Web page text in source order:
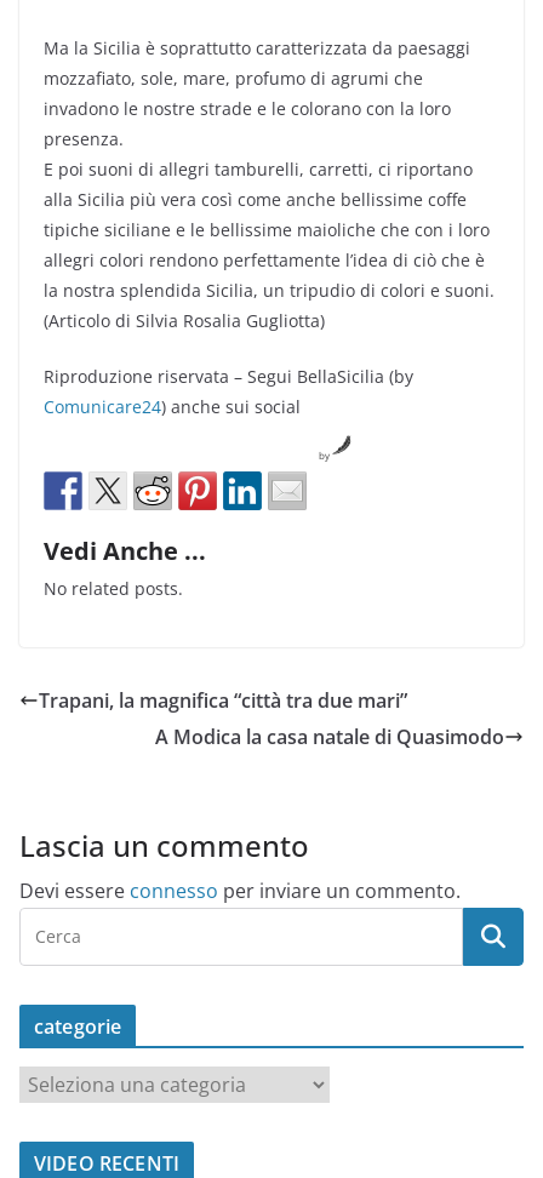
Ma la Sicilia è soprattutto caratterizzata da paesaggi
mozzafiato, sole, mare, profumo di agrumi che
invadono le nostre strade e le colorano con la loro
presenza.
E poi suoni di allegri tamburelli, carretti, ci riportano
alla Sicilia più vera così come anche bellissime coffe
tipiche siciliane e le bellissime maioliche che con i loro
allegri colori rendono perfettamente l’idea di ciò che è
la nostra splendida Sicilia, un tripudio di colori e suoni.
(Articolo di Silvia Rosalia Gugliotta)
Riproduzione riservata – Segui BellaSicilia (by
Comunicare24) anche sui social
by
Vedi Anche ...
No related posts.
Trapani, la magnifica “città tra due mari”
A Modica la casa natale di Quasimodo
Lascia un commento
Devi essere connesso per inviare un commento.
categorie
a
t
VIDEO RECENTI